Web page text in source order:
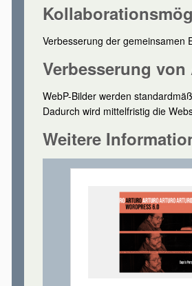
Verbesserung der gemeinsamen
Verbesserung
WebP-Bilder werden
Dadurch wird mittelfristig die
Weitere